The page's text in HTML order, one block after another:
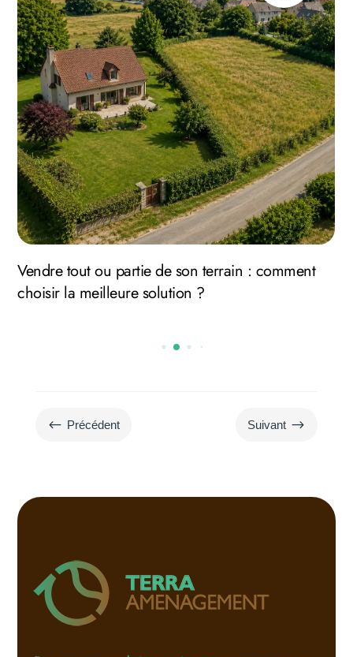
Vendre tout ou partie de son terrain : comment
choisir la meilleure solution ?
# Précédent Suivant $